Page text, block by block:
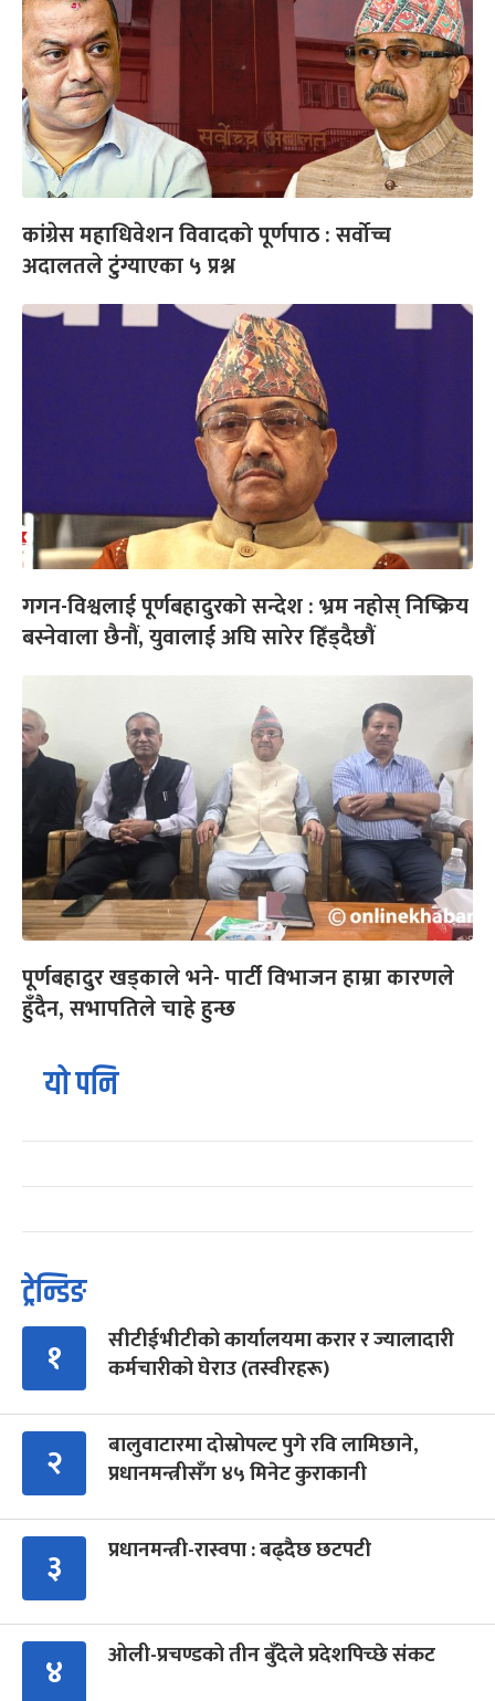
कांग्रेस महाधिवेशन विवादको पूर्णपाठ : सर्वोच्च
अदालतले टुंग्याएका ५ प्रश्न
गगन-विश्वलाई पूर्णबहादुरको सन्देश : भ्रम नहोस् निष्क्रिय
बस्नेवाला छैनौं, युवालाई अघि सारेर हिँड्दैछौं
पूर्णबहादुर खड्काले भने- पार्टी विभाजन हाम्रा कारणले
हुँदैन, सभापतिले चाहे हुन्छ
यो पनि
ट्रेन्डिङ
१
सीटीईभीटीको कार्यालयमा करार र ज्यालादारी
कर्मचारीको घेराउ (तस्वीरहरू)
२
बालुवाटारमा दोस्रोपल्ट पुगे रवि लामिछाने,
प्रधानमन्त्रीसँग ४५ मिनेट कुराकानी
३ प्रधानमन्त्री-रास्वपा : बढ्दैछ छटपटी
४ ओली-प्रचण्डको तीन बुँदेले प्रदेशपिच्छे संकट